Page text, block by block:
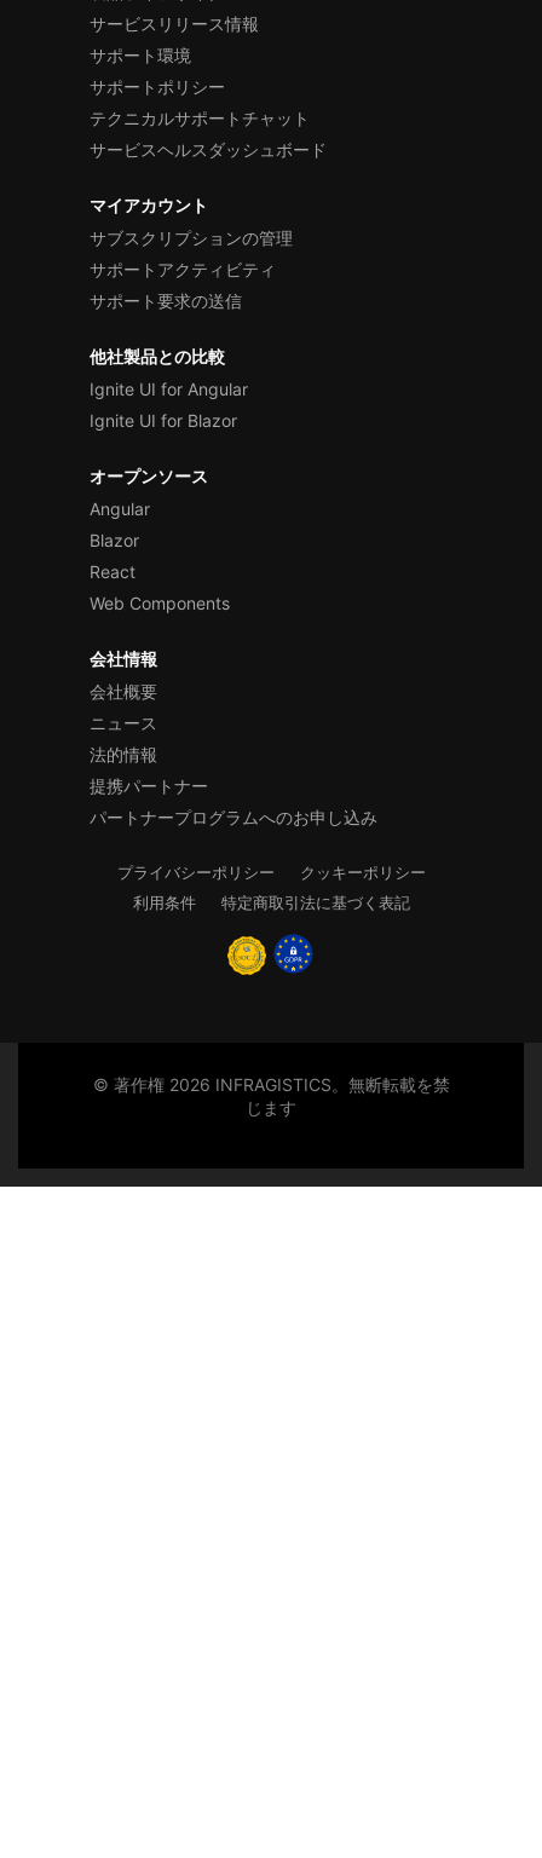
サービスリリース情報
サポート環境
サポートポリシー
テクニカルサポートチャット
サービスヘルスダッシュボード
マイアカウント
サブスクリプションの管理
サポートアクティビティ
サポート要求の送信
他社製品との比較
Ignite UI for Angular
Ignite UI for Blazor
オープンソース
Angular
Blazor
React
Web Components
会社情報
会社概要
ニュース
法的情報
提携パートナー
パートナープログラムへのお申し込み
プライバシーポリシー
クッキーポリシー
利用条件
特定商取引法に基づく表記
© 著作権 2026 INFRAGISTICS。無断転載を禁
じます